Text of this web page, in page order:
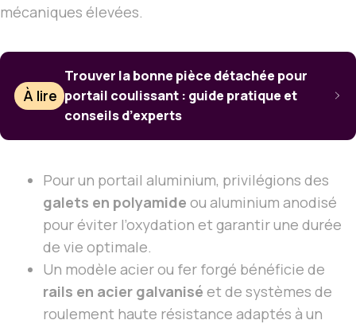
mécaniques élevées.
À lire
Trouver la bonne pièce détachée pour
portail coulissant : guide pratique et
conseils d’experts
Pour un portail aluminium, privilégions des
galets en polyamide ou aluminium anodisé
pour éviter l’oxydation et garantir une durée
de vie optimale.
Un modèle acier ou fer forgé bénéficie de
rails en acier galvanisé et de systèmes de
roulement haute résistance adaptés à un